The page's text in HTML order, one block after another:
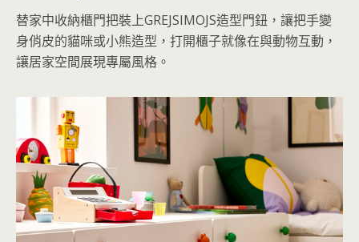
替家中收納櫃門把裝上GREJSIMOJS造型門鈕，讓把手變
身俏皮的貓咪或小熊造型，打開櫃子就像在與動物互動，
讓居家空間展現專屬風格。